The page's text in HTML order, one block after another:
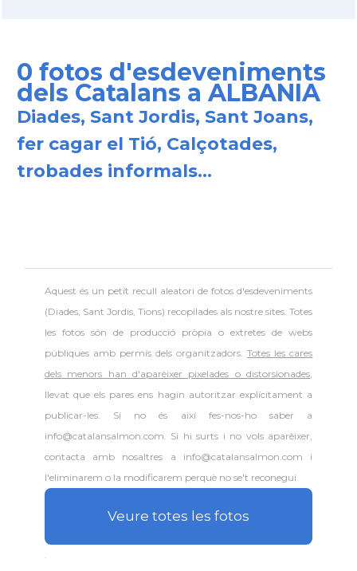
0 fotos d'esdeveniments
dels Catalans a ALBANIA
Diades, Sant Jordis, Sant Joans,
fer cagar el Tió, Calçotades,
trobades informals...
Aquest és un petit recull aleatori defotos d'esdeveniments
(Diades, Sant Jordis, Tions) recopilades als nostre sites. Totes
les fotos són de producció pròpia o extretes de webs
públiques amb permís dels organitzadors.Totes les cares
dels menors han d'aparèixer pixelades o distorsionades,
llevat que els pares ens hagin autoritzar explícitament a
publicar-les. Si no és així fes-nos-ho saber a
info@catalansalmon.com. Si hi surts i no vols aparèixer,
contacta amb nosaltres a info@catalansalmon.com i
l'eliminarem o la modificarem perquè no se't reconegui.
Veure totes les fotos